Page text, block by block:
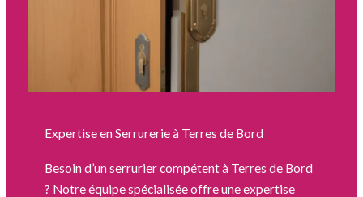
Expertise en Serrurerie à Terres de Bord
Besoin d’un serrurier compétent à Terres de Bord
? Notre équipe spécialisée offre une expertise